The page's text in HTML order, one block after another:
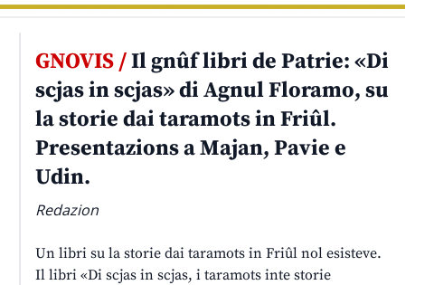
GNOVIS /Il gnûf libri de Patrie: «Di
scjas in scjas» di Agnul Floramo, su
la storie dai taramots in Friûl.
Presentazions a Majan, Pavie e
Udin.
Redazion
Un libri su la storie dai taramots in Friûl nol esisteve.
Il libri «Di scjas in scjas, i taramots inte storie